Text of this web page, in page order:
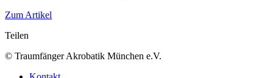
Zum Artikel
Teilen
© Traumfänger Akrobatik München e.V.